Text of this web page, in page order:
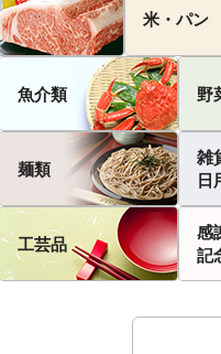
米・パン
魚介類 野
麺類
雑
日
工芸品
感
記